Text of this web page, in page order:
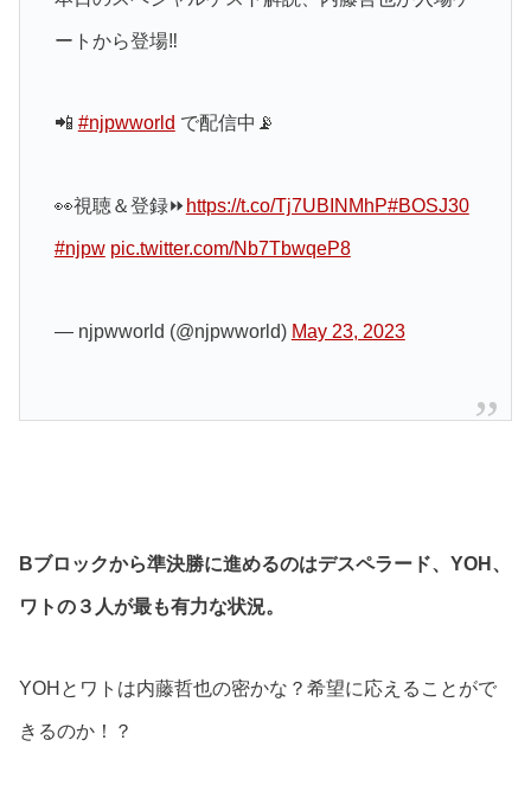
ートから登場‼️
📲 #njpwworld で配信中📡
👀視聴＆登録⏩ https://t.co/Tj7UBINMhP#BOSJ30
#njpw pic.twitter.com/Nb7TbwqeP8
— njpwworld (@njpwworld) May 23, 2023
Bブロックから準決勝に進めるのはデスペラード、YOH、
ワトの３人が最も有力な状況。
YOHとワトは内藤哲也の密かな？希望に応えることがで
きるのか！？